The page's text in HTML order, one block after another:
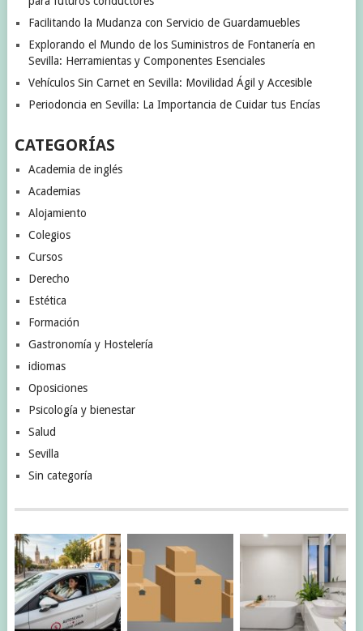
Facilitando la Mudanza con Servicio de Guardamuebles
Explorando el Mundo de los Suministros de Fontanería en
Sevilla: Herramientas y Componentes Esenciales
Vehículos Sin Carnet en Sevilla: Movilidad Ágil y Accesible
Periodoncia en Sevilla: La Importancia de Cuidar tus Encías
CATEGORÍAS
Academia de inglés
Academias
Alojamiento
Colegios
Cursos
Derecho
Estética
Formación
Gastronomía y Hostelería
idiomas
Oposiciones
Psicología y bienestar
Salud
Sevilla
Sin categoría